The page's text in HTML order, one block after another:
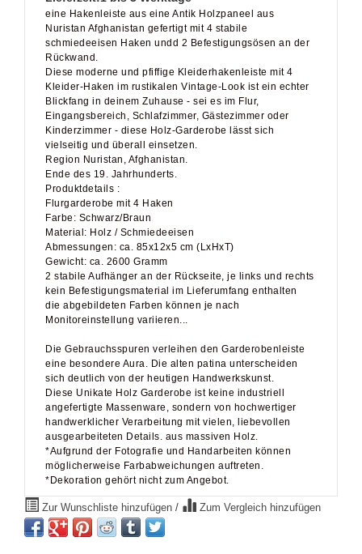
Nuristan Afghanistan gefertigt mit 4 stabile
schmiedeeisen Haken undd 2 Befestigungsösen an der
Rückwand.
Diese moderne und pfiffige Kleiderhakenleiste mit 4
Kleider-Haken im rustikalen Vintage-Look ist ein echter
Blickfang in deinem Zuhause - sei es im Flur,
Eingangsbereich, Schlafzimmer, Gästezimmer oder
Kinderzimmer - diese Holz-Garderobe lässt sich
vielseitig und überall einsetzen.
Region Nuristan, Afghanistan.
Ende des 19. Jahrhunderts.
Produktdetails :
Flurgarderobe mit 4 Haken
Farbe: Schwarz/Braun
Material: Holz / Schmiedeeisen
Abmessungen: ca. 85x12x5 cm (LxHxT)
Gewicht: ca. 2600 Gramm
2 stabile Aufhänger an der Rückseite, je links und rechts
kein Befestigungsmaterial im Lieferumfang enthalten
die abgebildeten Farben können je nach
Monitoreinstellung variieren...
Die Gebrauchsspuren verleihen den Garderobenleiste
eine besondere Aura. Die alten patina unterscheiden
sich deutlich von der heutigen Handwerkskunst.
Diese Unikate Holz Garderobe ist keine industriell
angefertigte Massenware, sondern von hochwertiger
handwerklicher Verarbeitung mit vielen, liebevollen
ausgearbeiteten Details. aus massiven Holz.
*Aufgrund der Fotografie und Handarbeiten können
möglicherweise Farbabweichungen auftreten.
*Dekoration gehört nicht zum Angebot.
Zur Wunschliste hinzufügen/ Zum Vergleich hinzufügen